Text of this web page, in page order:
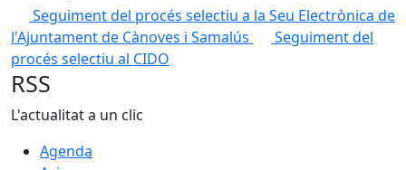
Seguiment del procés selectiu a la Seu Electrònica de
l'Ajuntament de Cànoves i Samalús
Seguiment del
procés selectiu al CIDO
RSS
L'actualitat a un clic
Agenda